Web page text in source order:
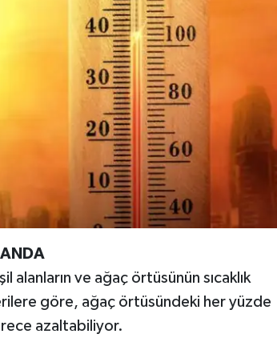
alanların ve ağaç örtüsünün sıcaklık
göre, ağaç örtüsündeki her yüzde
azaltabiliyor.